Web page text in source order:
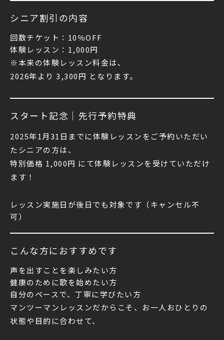
シニア割引の内容
回数チケット：10％OFF
体験レッスン：1,000円
※本来の体験レッスン料金は、
2026年より 3,300円 となります。
スタート記念｜先行予約特典
2025年1月31日までに体験レッスンをご予約いただい
たシニアの方は、
特別価格 1,000円 にて体験レッスンを受けていただけ
ます！
レッスン実施日が後日でも対象です（キャンセル不
可）
こんな方におすすめです
声を出すことを楽しみたい方
健康のために歌を始めたい方
自分のペースで、丁寧に学びたい方
マンツーマンレッスンだからこそ、お一人おひとりの
状態や目的に合わせて、